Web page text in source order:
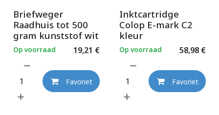
Briefweger
Raadhuis tot 500
gram kunststof wit
19,21 €
Op voorraad
Favoriet
Inktcartridge
Colop E-mark C2
kleur
58,98€
Op voorraad
Favoriet